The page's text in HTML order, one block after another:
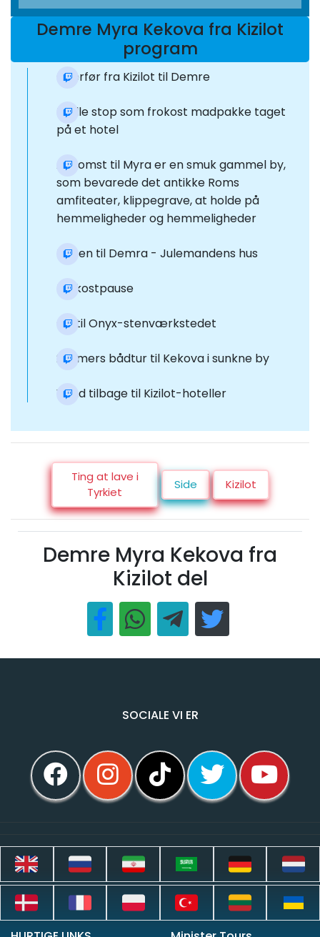
Demre Myra Kekova fra Kizilot
program
Overfør fra Kizilot til Demre
Et lille stop som frokost madpakke taget
på et hotel
Ankomst til Myra er en smuk gammel by,
som bevarede det antikke Roms
amfiteater, klippegrave, at holde på
hemmeligheder og hemmeligheder
Rejsen til Demra - Julemandens hus
Frokostpause
Gå til Onyx-stenværkstedet
2-timers bådtur til Kekova i sunkne by
Vend tilbage til Kizilot-hoteller
Ting at lave i
Tyrkiet
Side Kizilot
Demre Myra Kekova fra
Kizilot del
SOCIALE VI ER